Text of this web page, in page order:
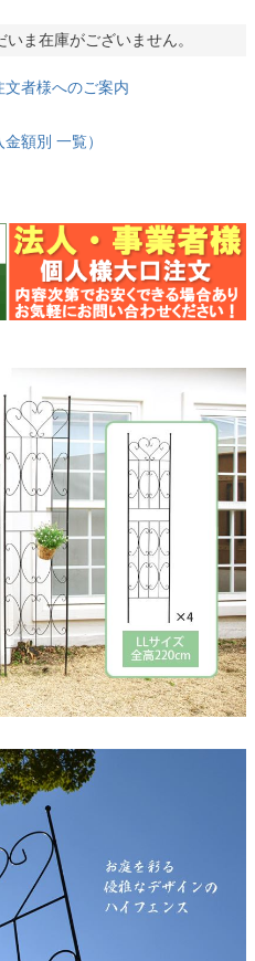
ま在庫がございません。
文者様へのご案内
額別 一覧）